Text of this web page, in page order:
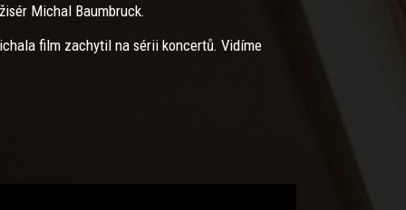
Michal Baumbruck.
film zachytil na sérii koncertů. Vidíme